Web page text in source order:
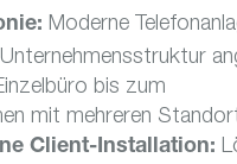
Moderne
bis zum
mit mehreren
Client-Installation: